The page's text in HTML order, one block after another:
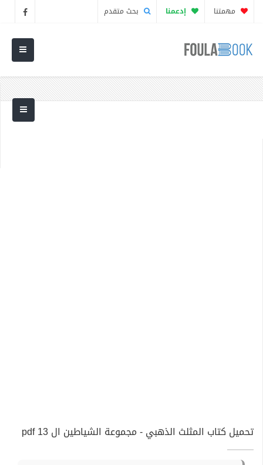
مهمتنا إدعمنا بحث متقدم
تحميل كتاب المثلث الذهبي - مجموعة الشياطين ال 13 pdf